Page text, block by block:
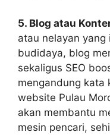
5. Blog atau
atau nelayan
budidaya, blog
sekaligus SEO
mengandung kata
website Pulau
akan membantu
mesin pencari,